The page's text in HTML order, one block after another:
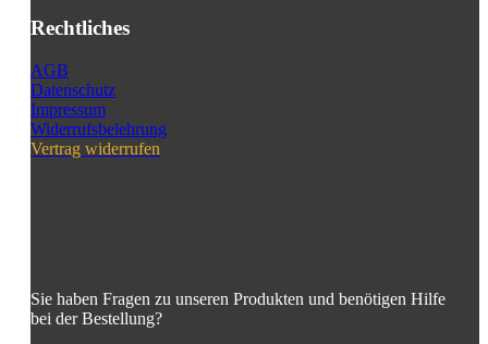
Rechtliches
AGB
Datenschutz
Impressum
Widerrufsbelehrung
Vertrag widerrufen
Sie haben Fragen zu unseren Produkten und benötigen Hilfe
bei der Bestellung?